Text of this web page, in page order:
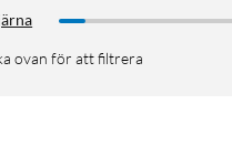
ovan för att filtrera